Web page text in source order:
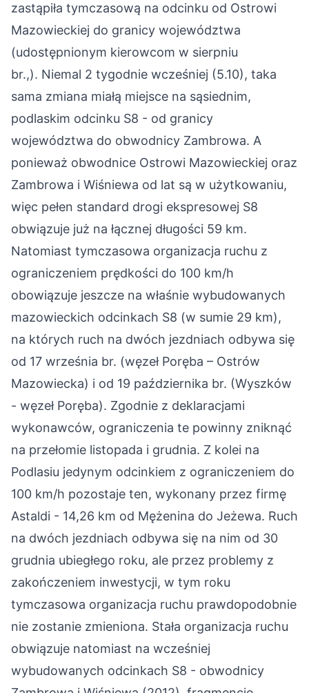
zastąpiła tymczasową na odcinku od Ostrowi
Mazowieckiej do granicy województwa
(udostępnionym kierowcom w sierpniu
br.,). Niemal 2 tygodnie wcześniej (5.10), taka
sama zmiana miałą miejsce na sąsiednim,
podlaskim odcinku S8 - od granicy
województwa do obwodnicy Zambrowa. A
ponieważ obwodnice Ostrowi Mazowieckiej oraz
Zambrowa i Wiśniewa od lat są w użytkowaniu,
więc pełen standard drogi ekspresowej S8
obwiązuje już na łącznej długości 59 km.
Natomiast tymczasowa organizacja ruchu z
ograniczeniem prędkości do 100 km/h
obowiązuje jeszcze na właśnie wybudowanych
mazowieckich odcinkach S8 (w sumie 29 km),
na których ruch na dwóch jezdniach odbywa się
od 17 września br. (węzeł Poręba – Ostrów
Mazowiecka) i od 19 października br. (Wyszków
- węzeł Poręba). Zgodnie z deklaracjami
wykonawców, ograniczenia te powinny zniknąć
na przełomie listopada i grudnia. Z kolei na
Podlasiu jedynym odcinkiem z ograniczeniem do
100 km/h pozostaje ten, wykonany przez firmę
Astaldi - 14,26 km od Mężenina do Jeżewa. Ruch
na dwóch jezdniach odbywa się na nim od 30
grudnia ubiegłego roku, ale przez problemy z
zakończeniem inwestycji, w tym roku
tymczasowa organizacja ruchu prawdopodobnie
nie zostanie zmieniona. Stała organizacja ruchu
obwiązuje natomiast na wcześniej
wybudowanych odcinkach S8 - obwodnicy